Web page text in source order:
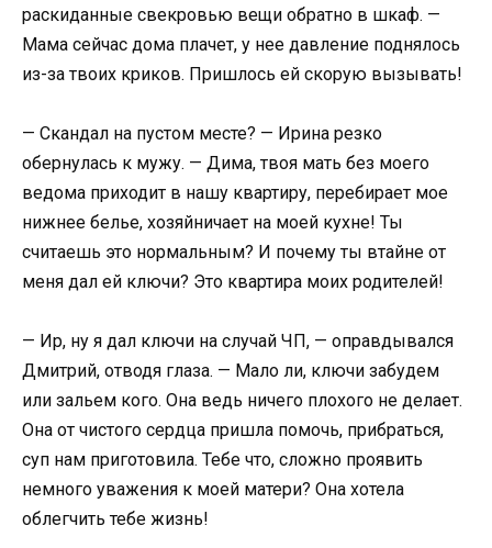
раскиданные свекровью вещи обратно в шкаф. —
Мама сейчас дома плачет, у нее давление поднялось
из-за твоих криков. Пришлось ей скорую вызывать!
— Скандал на пустом месте? — Ирина резко
обернулась к мужу. — Дима, твоя мать без моего
ведома приходит в нашу квартиру, перебирает мое
нижнее белье, хозяйничает на моей кухне! Ты
считаешь это нормальным? И почему ты втайне от
меня дал ей ключи? Это квартира моих родителей!
— Ир, ну я дал ключи на случай ЧП, — оправдывался
Дмитрий, отводя глаза. — Мало ли, ключи забудем
или зальем кого. Она ведь ничего плохого не делает.
Она от чистого сердца пришла помочь, прибраться,
суп нам приготовила. Тебе что, сложно проявить
немного уважения к моей матери? Она хотела
облегчить тебе жизнь!